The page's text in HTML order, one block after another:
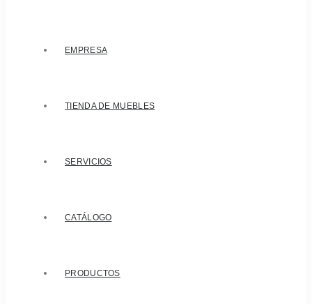
EMPRESA
TIENDA DE MUEBLES
SERVICIOS
CATÁLOGO
PRODUCTOS